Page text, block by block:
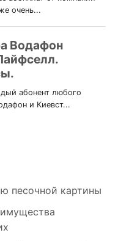
песочной картины